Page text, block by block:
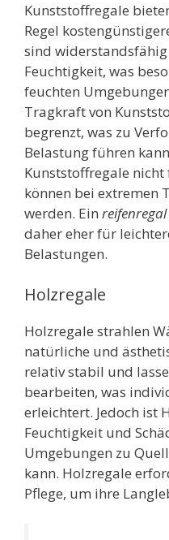
Kunststoffregale
Regel
sind
Feuchtigkeit, was
feuchten
Tragkraft von
begrenzt, was zu
Belastung führen
Kunststoffregale
können bei extremen
werden. Ein
daher eher für
Belastungen.
Holzregale
Holzregale strahlen
natürliche und
relativ stabil und
bearbeiten, was
erleichtert. Jedoch ist
Feuchtigkeit und
Umgebungen zu
kann. Holzregale
Pflege, um ihre